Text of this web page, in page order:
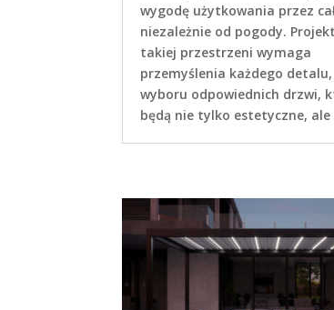
wygodę użytkowania przez
niezależnie od pogody.
takiej przestrzeni wymaga
przemyślenia każdego
wyboru odpowiednich drzwi,
będą nie tylko estetyczne, ale